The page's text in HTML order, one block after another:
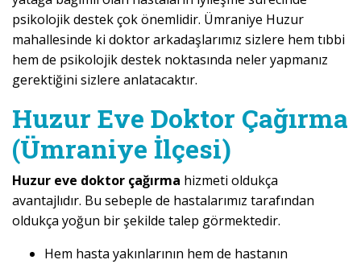
psikolojik destek çok önemlidir. Ümraniye Huzur
mahallesinde ki doktor arkadaşlarımız sizlere hem tıbbi
hem de psikolojik destek noktasında neler yapmanız
gerektiğini sizlere anlatacaktır.
Huzur Eve Doktor Çağırma
(Ümraniye İlçesi)
Huzur eve doktor çağırma hizmeti oldukça
avantajlıdır. Bu sebeple de hastalarımız tarafından
oldukça yoğun bir şekilde talep görmektedir.
Hem hasta yakınlarının hem de hastanın